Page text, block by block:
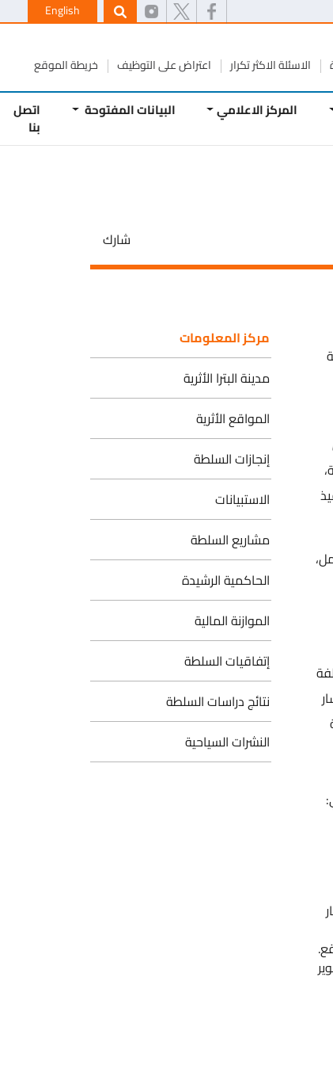
English
الاسئلة الاكثر تكرار اعتراض على التوظيف خريطة الموقع
المركز الاعلامي البيانات المفتوحة اتصل
شارك
مركز المعلومات
مدينة البترا الأثرية
المواقع الأثرية
إنجازات السلطة
الاستبيانات
مشاريع السلطة
الحاكمية الرشيدة
الموازنة المالية
إتفاقيات السلطة
نتائج دراسات السلطة
النشرات السياحية